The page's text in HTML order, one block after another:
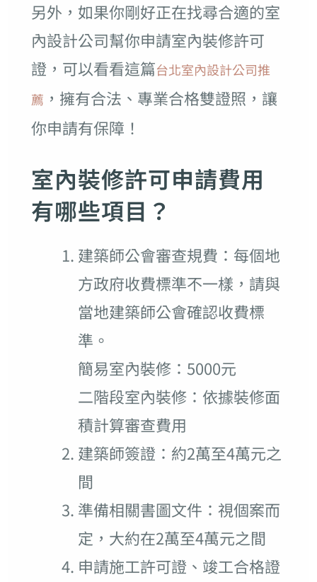
另外，如果你剛好正在找尋合適的室
內設計公司幫你申請室內裝修許可
證，可以看看這篇台北室內設計公司推
薦 ，擁有合法、專業合格雙證照，讓
你申請有保障！
室內裝修許可申請費用
有哪些項目？
建築師公會審查規費：每個地
方政府收費標準不一樣，請與
當地建築師公會確認收費標
準。
簡易室內裝修：5000元
二階段室內裝修：依據裝修面
積計算審查費用
建築師簽證：約2萬至4萬元之
間
準備相關書圖文件：視個案而
定，大約在2萬至4萬元之間
申請施工許可證、竣工合格證